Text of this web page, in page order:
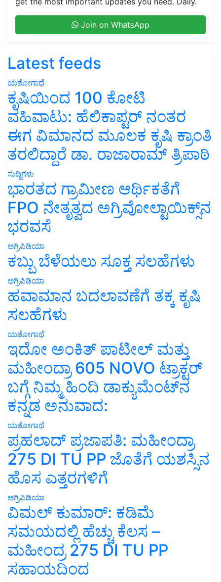
Join on WhatsApp
Latest feeds
ಯಶೋಗಾಥೆ
ಕೃಷಿಯಿಂದ 100 ಕೋಟಿ
ವಹಿವಾಟು: ಹೆಲಿಕಾಪ್ಟರ್ ನಂತರ
ಈಗ ವಿಮಾನದ ಮೂಲಕ ಕೃಷಿ ಕ್ರಾಂತಿ
ತರಲಿದ್ದಾರೆ ಡಾ. ರಾಜಾರಾಮ್ ತ್ರಿಪಾಠಿ
ಸುದ್ದಿಗಳು
ಭಾರತದ ಗ್ರಾಮೀಣ ಆರ್ಥಿಕತೆಗೆ
FPO ನೇತೃತ್ವದ ಅಗ್ರಿವೋಲ್ಟಾಯಿಕ್ಸ್‌ನ
ಭರವಸೆ
ಅಗ್ರಿಪಿಡಿಯಾ
ಕಬ್ಬು ಬೆಳೆಯಲು ಸೂಕ್ತ ಸಲಹೆಗಳು
ಅಗ್ರಿಪಿಡಿಯಾ
ಹವಾಮಾನ ಬದಲಾವಣೆಗೆ ತಕ್ಕ ಕೃಷಿ
ಸಲಹೆಗಳು
ಯಶೋಗಾಥೆ
ಇದೋ ಅಂಕಿತ್ ಪಾಟೀಲ್ ಮತ್ತು
ಮಹೀಂದ್ರಾ 605 NOVO ಟ್ರಾಕ್ಟರ್
ಬಗ್ಗೆ ನಿಮ್ಮ ಹಿಂದಿ ಡಾಕ್ಯುಮೆಂಟ್‌ನ
ಕನ್ನಡ ಅನುವಾದ:
ಯಶೋಗಾಥೆ
ಪ್ರಹಲಾದ್ ಪ್ರಜಾಪತಿ: ಮಹೀಂದ್ರಾ
275 DI TU PP ಜೊತೆಗೆ ಯಶಸ್ಸಿನ
ಹೊಸ ಎತ್ತರಗಳಿಗೆ
ಅಗ್ರಿಪಿಡಿಯಾ
ವಿಮಲ್ ಕುಮಾರ್: ಕಡಿಮೆ
ಸಮಯದಲ್ಲಿ ಹೆಚ್ಚು ಕೆಲಸ –
ಮಹೀಂದ್ರ 275 DI TU PP
ಸಹಾಯದಿಂದ